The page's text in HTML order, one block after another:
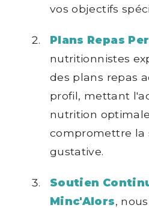
vos objectifs
Plans Repas
nutritionnistes
des plans repas
profil, mettant
nutrition
compromettre la
gustative.
Soutien
Minc'Alors,